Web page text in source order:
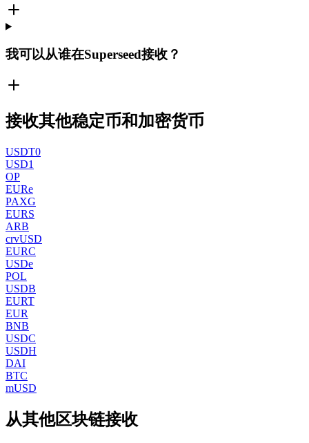
我可以从谁在Superseed接收？
接收其他稳定币和加密货币
USDT0
USD1
OP
EURe
PAXG
EURS
ARB
crvUSD
EURC
USDe
POL
USDB
EURT
EUR
BNB
USDC
USDH
DAI
BTC
mUSD
从其他区块链接收